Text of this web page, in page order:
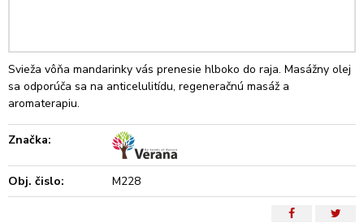
Svieža vôňa mandarinky vás prenesie hlboko do raja. Masážny olej
sa odporúča sa na anticelulitídu, regeneračnú masáž a
aromaterapiu.
Značka:
Obj. čislo: M228